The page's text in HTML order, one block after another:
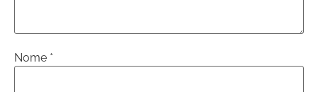
Nome *